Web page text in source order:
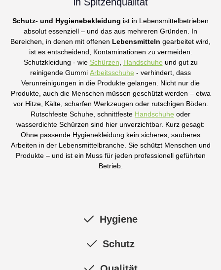
gewährleisten optimalen Sitz sowie hohen Komfort.
Handtuch, eine Messerscheide oder weiteres
Arbeitszubehör. Die hochwertigen, blei- und nickelfreien
Applikationen unterstreichen die erstklassige Qualität der
Lederschürze und machen sie zu einem langlebigen
Begleiter für anspruchsvolle Anwender. Produkt-Highlights
Hochwertige Lederschürze aus Nappa-Echtleder 100 %
Echtleder aus europäischer Herkunft Erstklassiger
Tragekomfort Robuste und langlebige Verarbeitung
Verstellbare Hüft- und Nackenriemen Praktische
Seitenriemen für Zubehör Blei- und nickelfreie Applikationen
Optimaler Schutz bei handwerklichen Arbeiten Elegantes
Design in Schwarz Maße: 95 x 70 cm
Schutz- und Hygienebekleidung ist in Lebensmittelbetrieben
absolut essenziell – und das aus mehreren Gründen. In
Bereichen, in denen mit offenen Lebensmitteln gearbeitet wird,
ist es entscheidend, Kontaminationen zu vermeiden.
Schutzkleidung - wie Schürzen Handschuhe und gut zu
reinigende Gummi Arbeitsschuhe - verhindert, dass
Verunreinigungen in die Produkte gelangen. Nicht nur die
Produkte, auch die Menschen müssen geschützt werden – etwa
vor Hitze, Kälte, scharfen Werkzeugen oder rutschigen Böden.
Rutschfeste Schuhe, schnittfeste Handschuhe oder
wasserdichte Schürzen sind hier unverzichtbar. Kurz gesagt:
Ohne passende Hygienekleidung kein sicheres, sauberes
Arbeiten in der Lebensmittelbranche. Sie schützt Menschen und
Produkte – und ist ein Muss für jeden professionell geführten
Betrieb.
Hygiene
Schutz